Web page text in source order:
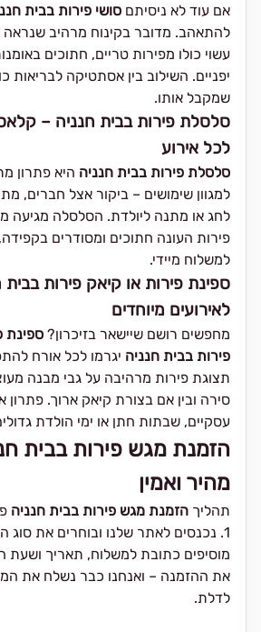
אם עוד לא ניסיתם סושי פירות בבית
להתאהב. מדובר בקינוח מרהיב שנראה
עשוי כולו מפירות טריים, חתוכים
יפניים. השילוב בין אסתטיקה לבריאות
שמקבל אותו.
סלסלת פירות בבית חנניה –
לכל אירוע
סלסלת פירות בבית חנניה היא פתרון
למגוון שימושים – ביקור אצל חברים,
לחג או מתנה ליולדת. הסלסלה מגיעה
פירות העונה חתוכים ומסודרים
למשלוח מיידי.
ספינת פירות או קיאק פירות בבית
לאירועים מיוחדים
מחפשים רושם שיישאר בזיכרון? ספינת
פירות בבית חנניה יגרמו לכל אורח
תצוגת פירות מרהיבה על גבי מבנה
סירה ובין אם בצורת קיאק ארוך. פתרון
עסקיים, שבתות חתן או ימי הולדת
הזמנת מגש פירות בבית
מהיר ואמין
תהליך הזמנת מגש פירות בבית חנניה
את ההזמנה – ואנחנו כבר נשלח את
לדלת.